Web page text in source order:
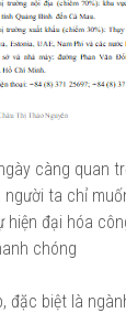
càng quan
ta chỉ
đại hóa
chóng
biệt là